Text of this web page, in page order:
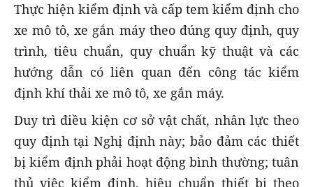
Thực hiện kiểm định và cấp tem kiểm định cho
xe mô tô, xe gắn máy theo đúng quy định, quy
trình, tiêu chuẩn, quy chuẩn kỹ thuật và các
hướng dẫn có liên quan đến công tác kiểm
định khí thải xe mô tô, xe gắn máy.
Duy trì điều kiện cơ sở vật chất, nhân lực theo
quy định tại Nghị định này; bảo đảm các thiết
bị kiểm định phải hoạt động bình thường; tuân
thủ việc kiểm định, hiệu chuẩn thiết bị theo